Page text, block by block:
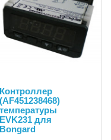
Контроллер
(AF451238468)
температуры
EVK231 для
Bongard